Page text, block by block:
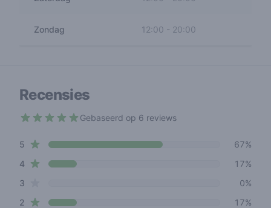
Zondag 12:00 - 20:00
Recensies
Gebaseerd op 6 reviews
Review data
5 star reviews
67%
4star reviews
17%
3
0%
2 star reviews
17%